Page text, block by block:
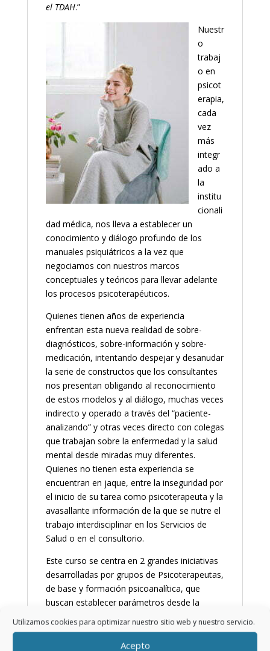
Utilizamos cookies para optimizar nuestro sitio web y nuestro servicio.
Acepto
el TDAH.”
Nuestr
o
trabaj
o en
psicot
erapia,
cada
vez
más
integr
ado a
la
institu
cionali
dad médica, nos lleva a establecer un
conocimiento y diálogo profundo de los
manuales psiquiátricos a la vez que
negociamos con nuestros marcos
conceptuales y teóricos para llevar adelante
los procesos psicoterapéuticos.
Quienes tienen años de experiencia
enfrentan esta nueva realidad de sobre-
diagnósticos, sobre-información y sobre-
medicación, intentando despejar y desanudar
la serie de constructos que los consultantes
nos presentan obligando al reconocimiento
de estos modelos y al diálogo, muchas veces
indirecto y operado a través del “paciente-
analizando” y otras veces directo con colegas
que trabajan sobre la enfermedad y la salud
mental desde miradas muy diferentes.
Quienes no tienen esta experiencia se
encuentran en jaque, entre la inseguridad por
el inicio de su tarea como psicoterapeuta y la
avasallante información de la que se nutre el
trabajo interdisciplinar en los Servicios de
Salud o en el consultorio.
Este curso se centra en 2 grandes iniciativas
desarrolladas por grupos de Psicoterapeutas,
de base y formación psicoanalítica, que
buscan establecer parámetros desde la
Psicopatología Psicodinámica, ampliando y
discutiendo la base de propuestas de los
manuales psiquiátricos, a través de un